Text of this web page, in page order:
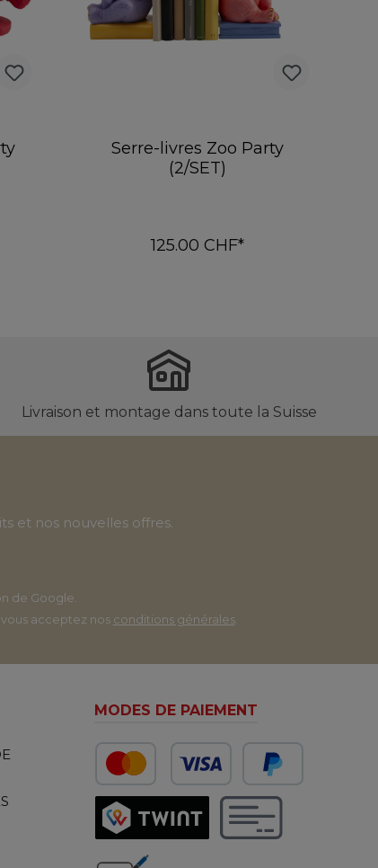
Serre-livres Zoo Party
(2/SET)
125.00 CHF*
Livraison et montage dans toute la Suisse
et nos nouvelles offres.
de Google.
acceptez nos conditions générales.
MODES DE PAIEMENT